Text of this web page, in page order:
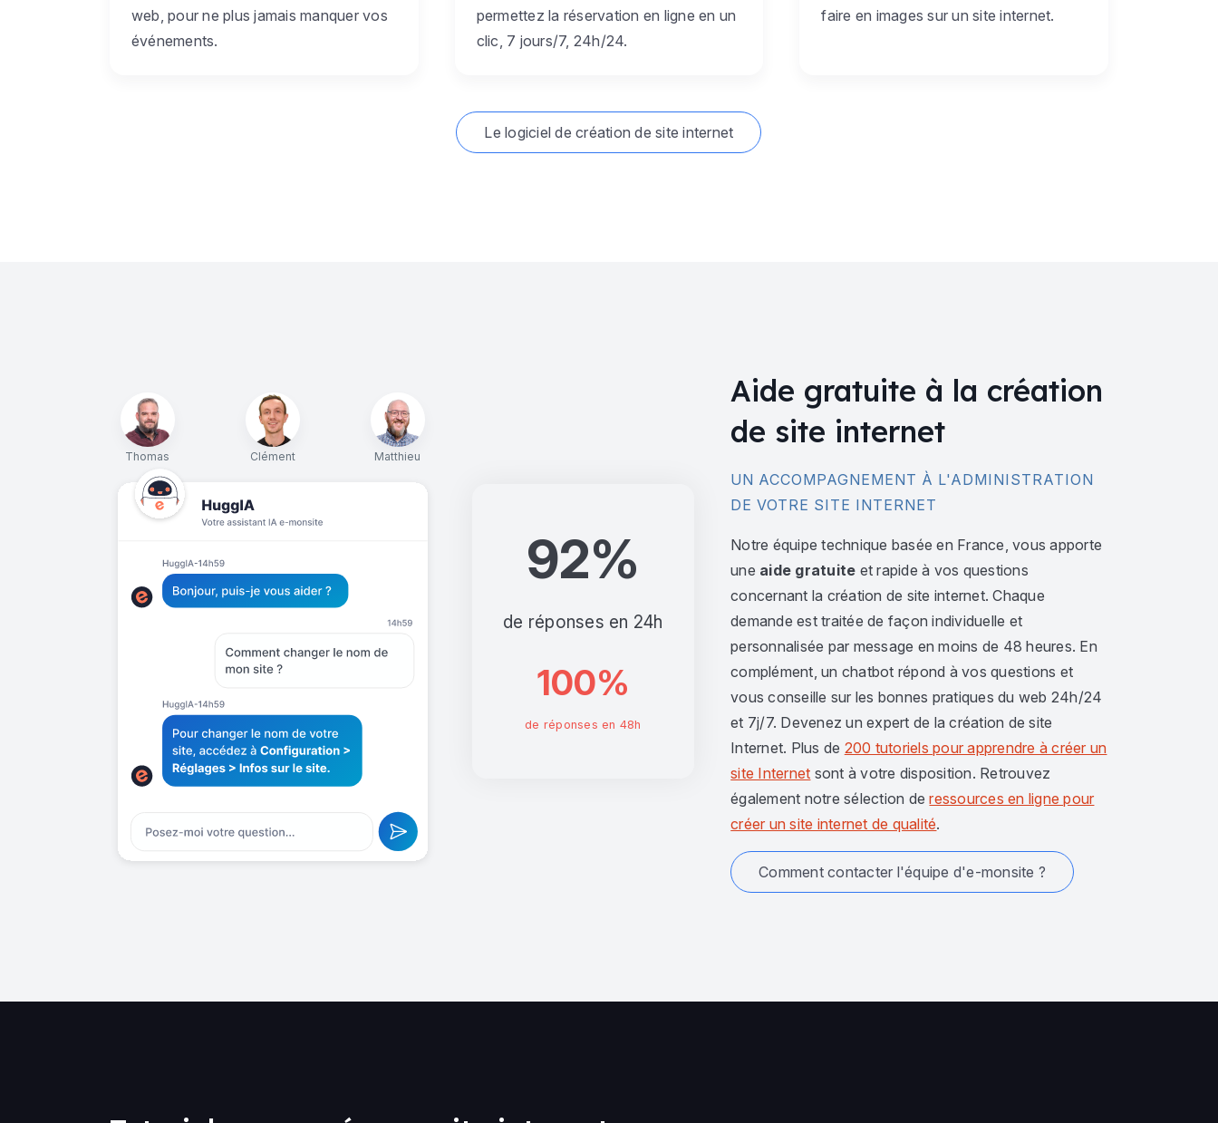
web, pour ne plus jamais manquer vos
événements.
permettez la réservation en ligne en un
clic, 7 jours/7, 24h/24.
faire en images sur un site internet.
Le logiciel de création de site internet
Thomas Clément Matthieu
92%
de réponses en 24h
100%
de réponses en 48h
Aide gratuite à la création
de site internet
UN ACCOMPAGNEMENT À L'ADMINISTRATION
DE VOTRE SITE INTERNET
Notre équipe technique basée en France, vous apporte
une aide gratuite et rapide à vos questions
concernant la création de site internet. Chaque
demande est traitée de façon individuelle et
personnalisée par message en moins de 48 heures. En
complément, un chatbot répond à vos questions et
vous conseille sur les bonnes pratiques du web 24h/24
et 7j/7. Devenez un expert de la création de site
Internet. Plus de 200 tutoriels pour apprendre à créer un
site Internet sont à votre disposition. Retrouvez
également notre sélection deressources en ligne pour
créer un site internet de qualité.
Comment contacter l'équipe d'e-monsite ?